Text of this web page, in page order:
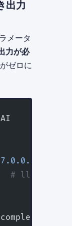
出力
メータ
力が必
ゼロに
# llama-server